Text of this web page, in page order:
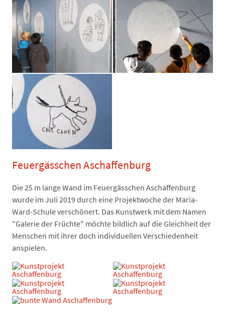
Feuergässchen Aschaffenburg
Die 25 m lange Wand im Feuergässchen Aschaffenburg
wurde im Juli 2019 durch eine Projektwoche der Maria-
Ward-Schule verschönert. Das Kunstwerk mit dem Namen
"Galerie der Früchte" möchte bildlich auf die Gleichheit der
Menschen mit ihrer doch individuellen Verschiedenheit
anspielen.